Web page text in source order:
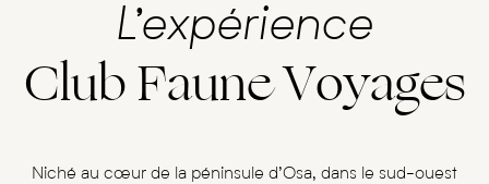
L’expérience
Club Faune Voyages
Niché au cœur de la péninsule d’Osa, dans le sud-ouest